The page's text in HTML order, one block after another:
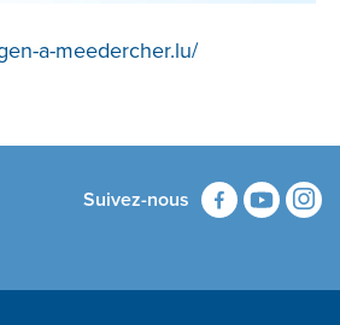
a-meedercher.lu/
Suivez-nous